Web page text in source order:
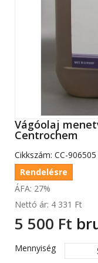
Vágóolaj
Centrochem
Cikkszám: CC-906505
Rendelésre
ÁFA: 27%
Nettó ár: 4 331 Ft‎
5 500 Ft‎
Mennyiség